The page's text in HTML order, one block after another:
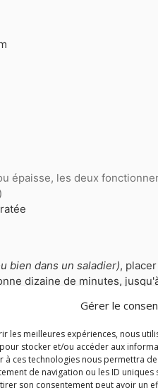
Gérer le
les meilleures expériences, nous
stocker et/ou accéder aux
à ces technologies nous permettra
de navigation ou les ID uniques
son consentement peut avoir un
épaisse, les deux
bien dans un saladier),
dizaine de minutes,
et laisser doubler de
fariné et façonner
un moule (beurré s'il